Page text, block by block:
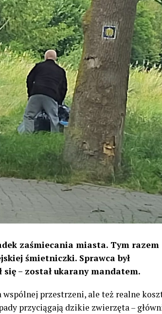
zaśmiecania miasta. Tym razem
śmietniczki. Sprawca był
– został ukarany mandatem.
przestrzeni, ale też realne
przyciągają dzikie zwierzęta –